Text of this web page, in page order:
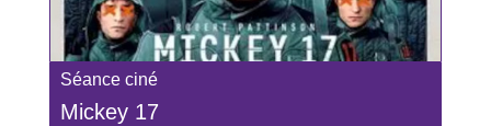
Séance ciné
Mickey 17